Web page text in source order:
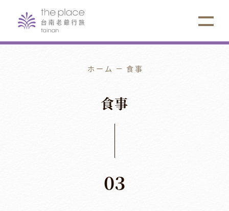
ホーム 食事
食事
03